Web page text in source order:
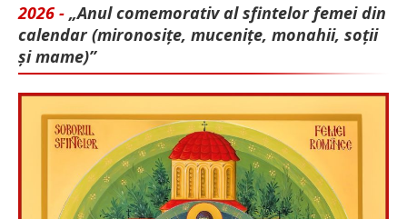
2026 - „Anul comemorativ al sfintelor femei din
calendar (mironosițe, mu­cenițe, monahii, soții
și mame)”